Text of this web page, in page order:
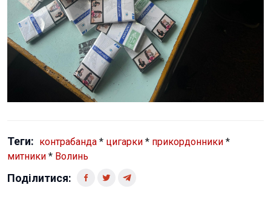
Теги: контрабанда * цигарки * прикордонники *
митники * Волинь
Поділитися: